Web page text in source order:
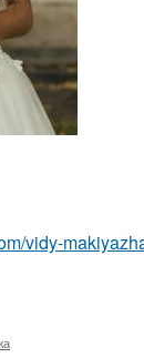
vidy-